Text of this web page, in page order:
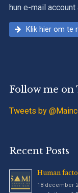
hun e-mail
Klik hier om te
Follow me
Tweets by
Recent Posts
Human
18 december